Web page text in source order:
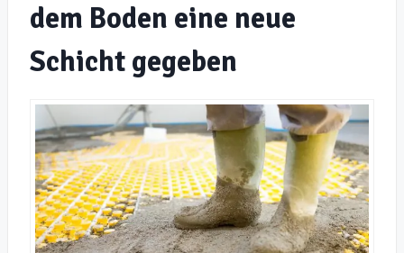
dem Boden eine neue
Schicht gegeben